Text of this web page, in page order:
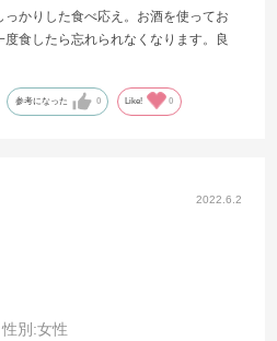
かりした食べ応え。お酒を使ってお
食したら忘れられなくなります。良
参考になった 0 Like! 0
2022.6.2
性別:女性